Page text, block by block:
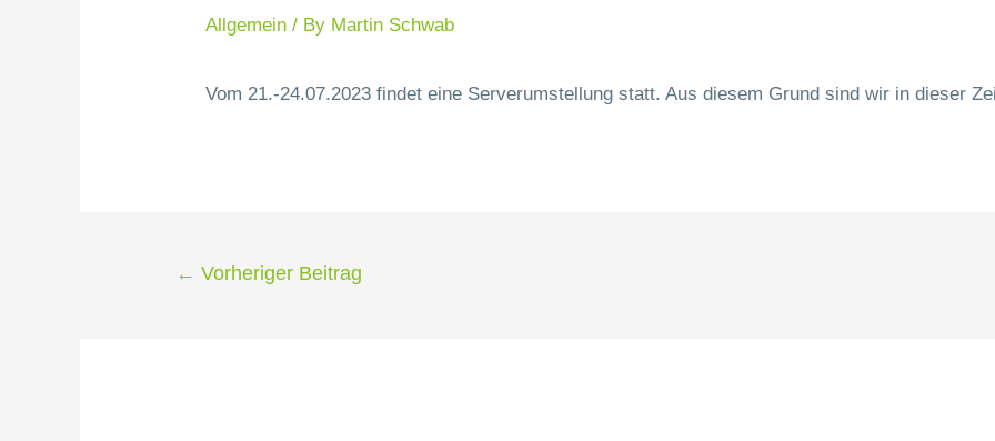
Allgemein / By Martin Schwab
Vom 21.-24.07.2023 findet eine Serverumstellung statt. Aus diesem Grund sind wir in dieser
← Vorheriger Beitrag